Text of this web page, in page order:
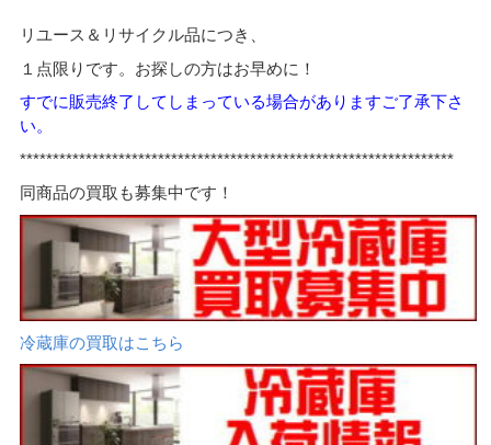
リユース＆リサイクル品につき、
１点限りです。お探しの方はお早めに！
すでに販売終了してしまっている場合がありますご了承下さ
い。
******************************************************************
同商品の買取も募集中です！
冷蔵庫の買取はこちら